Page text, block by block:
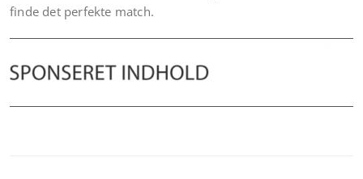
finde det perfekte match.